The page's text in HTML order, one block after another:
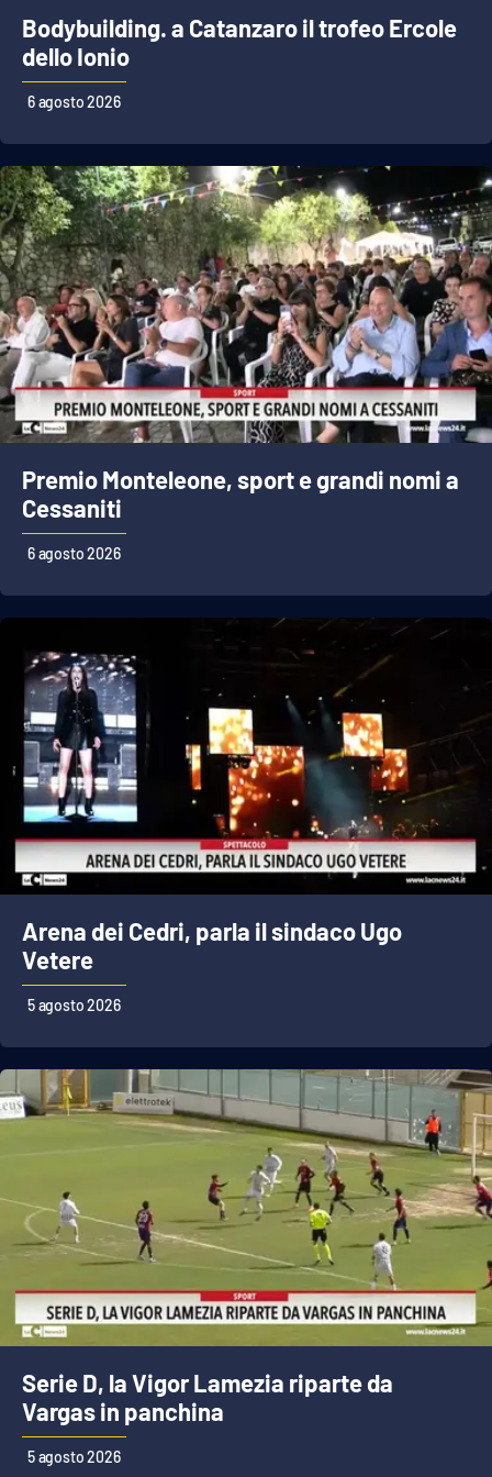
EDIZIONI
LOCALI
Crotone
Vibo Valentia
Reggio Calabria
Cosenza
Lamezia Terme
PROGETTI
SPECIALI
Buona Sanità Calabria
Destinazioni
Eventi
Food
Storie
LAC
NETWORK
Lacplay.it
Lactv.it
Laconair.it
Lacitymag.it
Lacapitalenews.it
Ilreggino.it
Cosenzachannel.it
Ilvibonese.it
Catanzarochannel.it
Bodybuilding. a Catanzaro il trofeo Ercole
dello Ionio
6 agosto 2026
Premio Monteleone, sport e grandi nomi a
Cessaniti
6 agosto 2026
Arena dei Cedri, parla il sindaco Ugo
Vetere
5 agosto 2026
Serie D, la Vigor Lamezia riparte da
Vargas in panchina
5 agosto 2026